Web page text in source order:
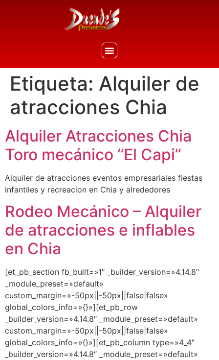
Etiqueta: Alquiler de
atracciones Chia
Alquiler Atracciones Chia
Toro mecánico ‘’El Capi’’
Alquiler de atracciones eventos empresariales fiestas
infantiles y recreacion en Chia y alrededores
Rodeo Mecánico – Alquiler
de atracciones e inflables
en Chia
[et_pb_section fb_built=»1″ _builder_version=»4.14.8″
_module_preset=»default»
custom_margin=»-50px||-50px||false|false»
global_colors_info=»{}»][et_pb_row
_builder_version=»4.14.8″ _module_preset=»default»
custom_margin=»-50px||-50px||false|false»
global_colors_info=»{}»][et_pb_column type=»4_4″
_builder_version=»4.14.8″ _module_preset=»default»